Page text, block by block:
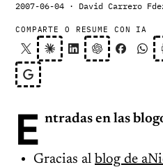
2007-06-04 · David Carrero
COMPARTE O RESUME CON IA
E ntradas en las
Gracias al blog de